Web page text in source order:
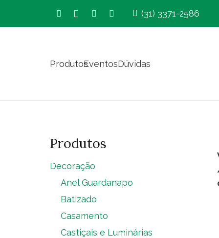
(31) 3371-2586
ProdutosEventosDúvidas
Produtos
Decoração
Anel Guardanapo
Batizado
Casamento
Castiçais e Luminárias